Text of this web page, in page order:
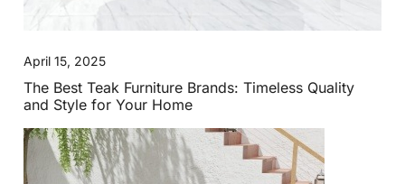
April 15, 2025
The Best Teak Furniture Brands: Timeless Quality
and Style for Your Home